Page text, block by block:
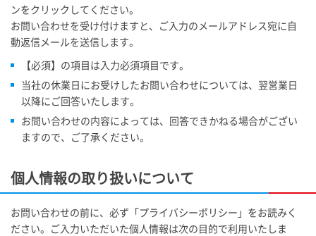
ンをクリックしてください。
お問い合わせを受け付けますと、ご入力のメールアドレス宛に自
動返信メールを送信します。
【必須】の項目は入力必須項目です。
当社の休業日にお受けしたお問い合わせについては、翌営業日
以降にご回答いたします。
お問い合わせの内容によっては、回答できかねる場合がござい
ますので、ご了承ください。
個人情報の取り扱いについて
お問い合わせの前に、必ず「プライバシーポリシー」をお読みく
ださい。ご入力いただいた個人情報は次の目的で利用いたしま